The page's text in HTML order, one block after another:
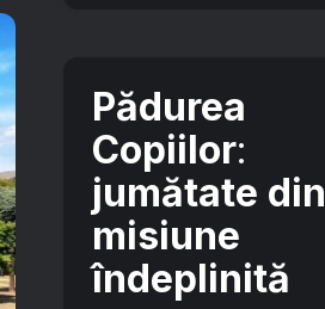
Pădurea
Copiilor:
jumătate din
misiune
îndeplinită